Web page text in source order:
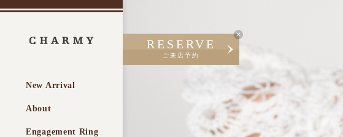
New Arrival
About
Engagement Ring
RESERVE
ご来店予約